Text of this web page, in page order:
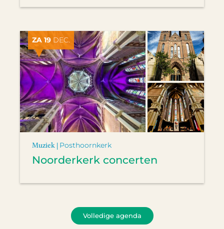
ZA 19 DEC.
Muziek | Posthoornkerk
Noorderkerk concerten
Volledige agenda